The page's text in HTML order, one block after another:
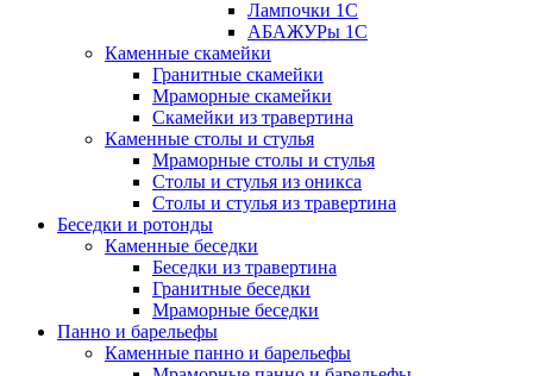
Лампочки 1С
АБАЖУРы 1С
Каменные скамейки
Гранитные скамейки
Мраморные скамейки
Скамейки из травертина
Каменные столы и стулья
Мраморные столы и стулья
Столы и стулья из оникса
Столы и стулья из травертина
Беседки и ротонды
Каменные беседки
Беседки из травертина
Гранитные беседки
Мраморные беседки
Панно и барельефы
Каменные панно и барельефы